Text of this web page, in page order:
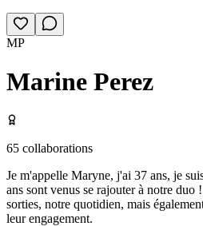
MP
Marine Perez
65 collaborations
Je m'appelle Maryne, j'ai 37 ans, je
ans sont venus se rajouter à notre
sorties, notre quotidien, mais
leur engagement.